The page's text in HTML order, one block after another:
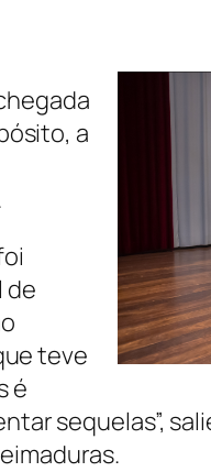
a
de
teve
é
sequelas”,